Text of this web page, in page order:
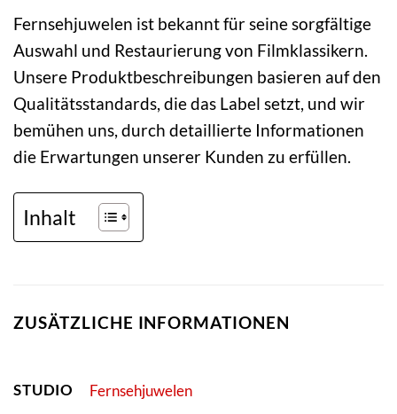
Fernsehjuwelen ist bekannt für seine sorgfältige
Auswahl und Restaurierung von Filmklassikern.
Unsere Produktbeschreibungen basieren auf den
Qualitätsstandards, die das Label setzt, und wir
bemühen uns, durch detaillierte Informationen
die Erwartungen unserer Kunden zu erfüllen.
Inhalt
ZUSÄTZLICHE INFORMATIONEN
STUDIO Fernsehjuwelen